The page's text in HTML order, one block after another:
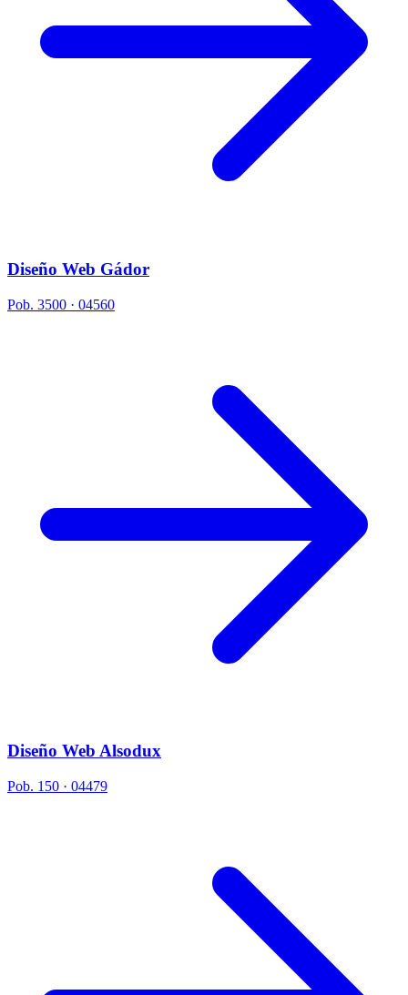
Diseño Web Gádor
Pob. 3500 · 04560
Diseño Web Alsodux
Pob. 150 · 04479